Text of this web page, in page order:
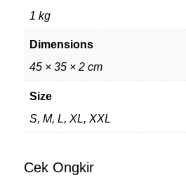
1 kg
Dimensions
45 × 35 × 2 cm
Size
S, M, L, XL, XXL
Cek Ongkir